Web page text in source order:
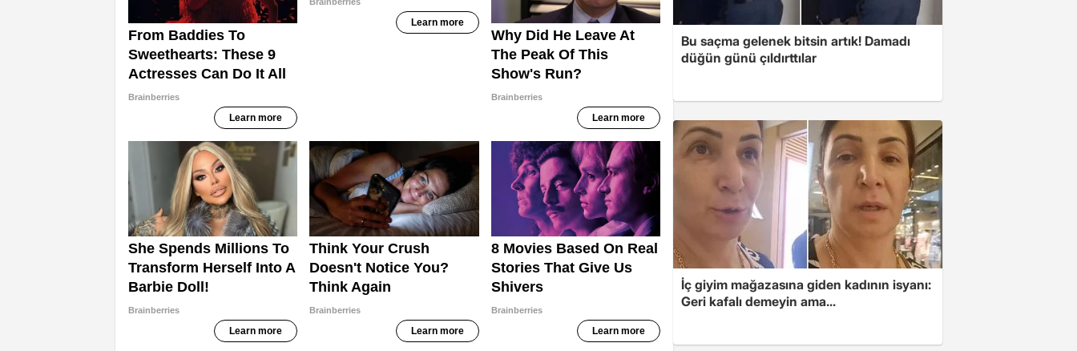
Bu saçma gelenek bitsin artık! Damadı
düğün günü çıldırttılar
İç giyim mağazasına giden kadının isyanı:
Geri kafalı demeyin ama...